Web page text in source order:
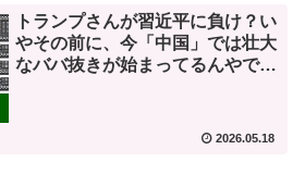
トランプさんが習近平に負け？い
やその前に、今「中国」では壮大
なババ抜きが始まってるんやで。
2026.05.18